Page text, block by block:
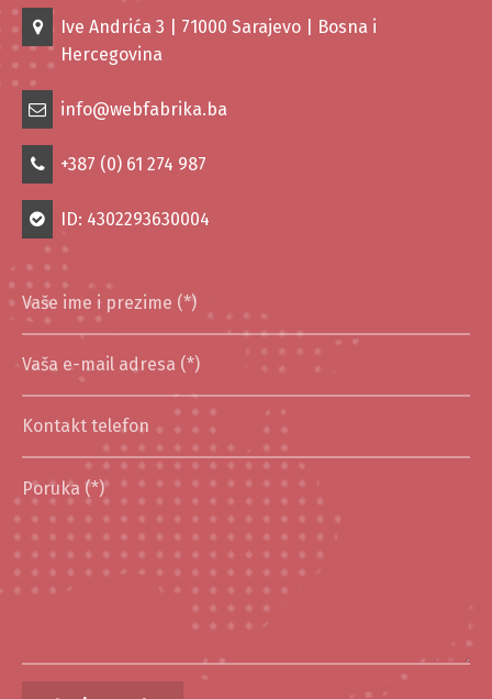
Ive Andrića 3 | 71000 Sarajevo | Bosna i
Hercegovina
info@webfabrika.ba
+387 (0) 61 274 987
ID: 4302293630004